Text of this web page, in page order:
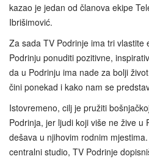
kazao je jedan od članova ekipe
Ibrišimović.
Za sada TV Podrinje ima tri vlastite
Podrinju ponuditi pozitivne,
da u Podrinju ima nade za bolji
čini ponekad i kako nam se
Istovremeno, cilj je pružiti
Podrinja, jer ljudi koji više ne žive u
dešava u njihovim rodnim
centralni studio, TV Podrinje